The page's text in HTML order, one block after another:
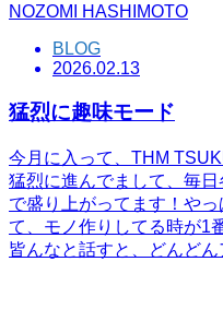
NOZOMI HASHIMOTO
BLOG
2026.02.13
猛烈に趣味モード
今月に入って、THM
猛烈に進んでまして、毎
で盛り上がってます！や
て、モノ作りしてる時が1
皆んなと話すと、どんど